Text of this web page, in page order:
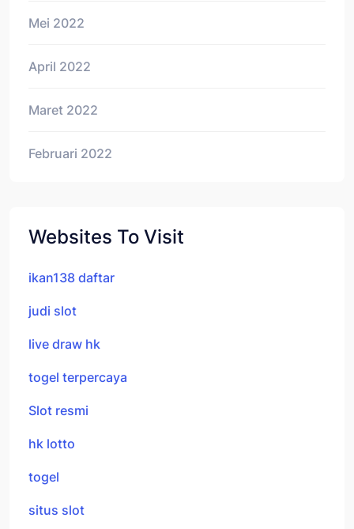
Mei 2022
April 2022
Maret 2022
Februari 2022
Websites To Visit
ikan138 daftar
judi slot
live draw hk
togel terpercaya
Slot resmi
hk lotto
togel
situs slot